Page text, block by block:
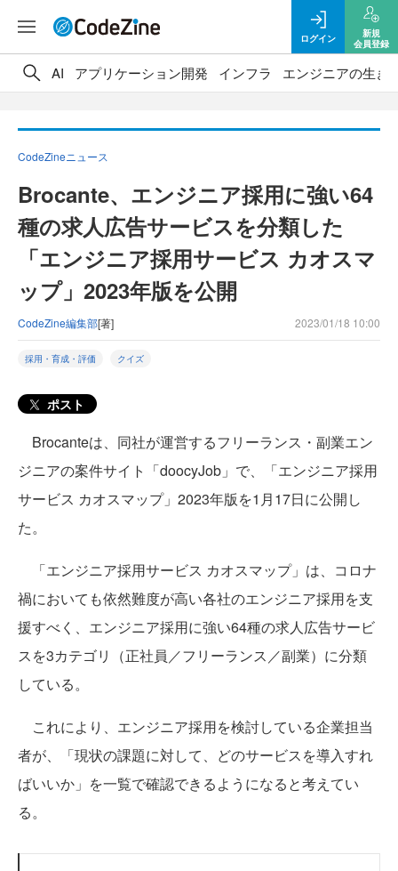
ログイン
新規
会員登録
AI アプリケーション開発 インフラ エンジニアの生き
CodeZineニュース
Brocante、エンジニア採用に強い64
種の求人広告サービスを分類した
「エンジニア採用サービス カオスマ
ップ」2023年版を公開
CodeZine編集部[著] 2023/01/18 10:00
採用・育成・評価 クイズ
ポスト
Brocanteは、同社が運営するフリーランス・副業エン
ジニアの案件サイト「doocyJob」で、「エンジニア採用
サービス カオスマップ」2023年版を1月17日に公開し
た。
「エンジニア採用サービス カオスマップ」は、コロナ
禍においても依然難度が高い各社のエンジニア採用を支
援すべく、エンジニア採用に強い64種の求人広告サービ
スを3カテゴリ（正社員／フリーランス／副業）に分類
している。
これにより、エンジニア採用を検討している企業担当
者が、「現状の課題に対して、どのサービスを導入すれ
ばいいか」を一覧で確認できるようになると考えてい
る。